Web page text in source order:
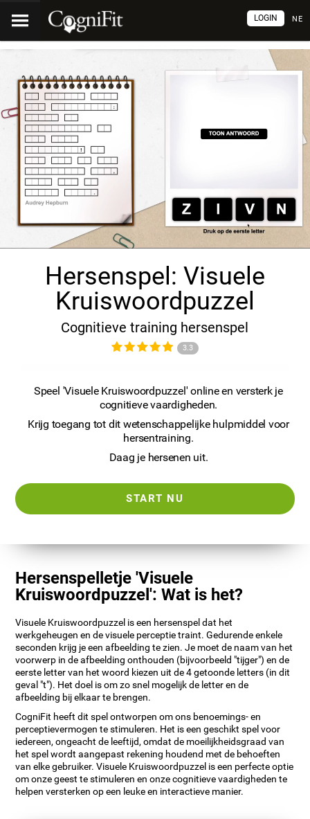
NE
LOGIN
Hersenspel: Visuele
Kruiswoordpuzzel
Cognitieve training hersenspel
3.3
Speel 'Visuele Kruiswoordpuzzel' online en versterk je
cognitieve vaardigheden.
Krijg toegang tot dit wetenschappelijke hulpmiddel voor
hersentraining.
Daag je hersenen uit.
START NU
Hersenspelletje 'Visuele
Kruiswoordpuzzel': Wat is het?
Visuele Kruiswoordpuzzel is een hersenspel dat het
werkgeheugen en de visuele perceptie traint. Gedurende enkele
seconden krijg je een afbeelding te zien. Je moet de naam van het
voorwerp in de afbeelding onthouden (bijvoorbeeld "tijger") en de
eerste letter van het woord kiezen uit de 4 getoonde letters (in dit
geval "t"). Het doel is om zo snel mogelijk de letter en de
afbeelding bij elkaar te brengen.
CogniFit heeft dit spel ontworpen om ons benoemings- en
perceptievermogen te stimuleren. Het is een geschikt spel voor
iedereen, ongeacht de leeftijd, omdat de moeilijkheidsgraad van
het spel wordt aangepast rekening houdend met de behoeften
van elke gebruiker. Visuele Kruiswoordpuzzel is een perfecte optie
om onze geest te stimuleren en onze cognitieve vaardigheden te
helpen versterken op een leuke en interactieve manier.